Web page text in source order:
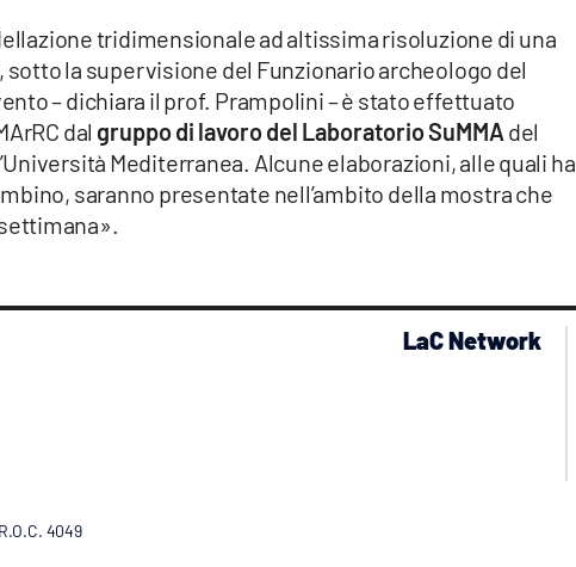
tridimensionale ad altissima risoluzione di una
la supervisione del Funzionario archeologo del
– dichiara il prof. Prampolini – è stato effettuato
dal gruppo di lavoro del Laboratorio SuMMA del
Mediterranea. Alcune elaborazioni, alle quali ha
saranno presentate nell’ambito della mostra che
LaC Network
4049